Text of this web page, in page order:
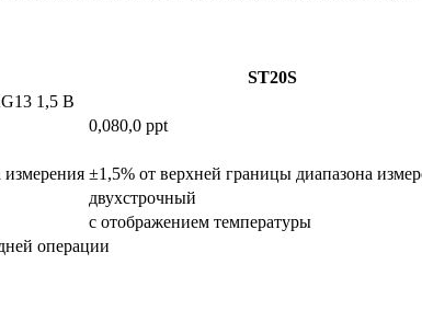
ST20S
1,5 В
0,080,0 ppt
измерения ±1,5% от верхней границы диапазона
двухстрочный
с отображением температуры
операции